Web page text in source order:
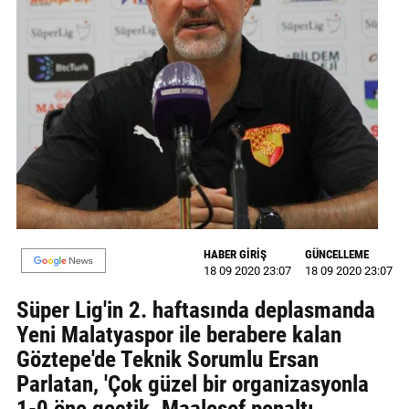
GALERİ
VİDEO
YAZARLAR
BİZE
ULAŞIN
Künye
Gizlilik
Sözleşmesi
Kullanıcı
Sözleşmesi
HABER GİRİŞ
18 09 2020 23:07
GÜNCELLEME
18 09 2020 23:07
Süper Lig'in 2. haftasında deplasmanda
Yeni Malatyaspor ile berabere kalan
Göztepe'de Teknik Sorumlu Ersan
Parlatan, 'Çok güzel bir organizasyonla